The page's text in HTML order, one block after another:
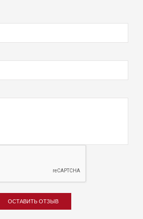
ОСТАВИТЬ ОТЗЫВ